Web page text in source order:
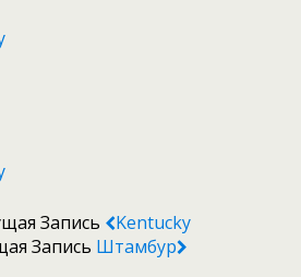
Запись
Kentucky
Запись Штамбур